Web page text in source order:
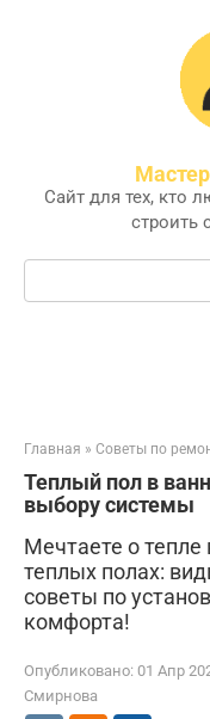
Сайт для тех, кто
строить
Поиск:
Главная » Советы по
Теплый пол в
выбору системы
Мечтаете о тепле
теплых полах:
советы по
комфорта!
Опубликовано: 01 Апр
Смирнова